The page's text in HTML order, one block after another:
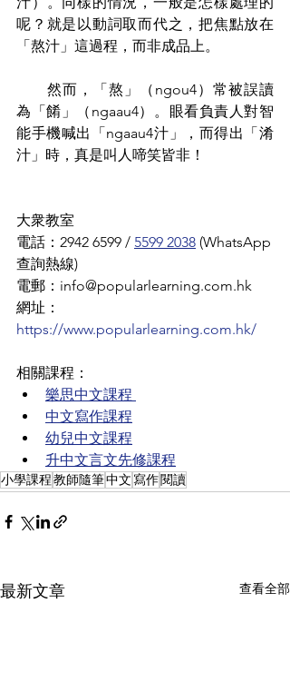
呢？就是以動詞取而代之，把焦點放在
「熬汁」這過程，而非成品上。
然而，「熬」（ngou4）常被誤讀
為「餚」（ngaau4）。眼看負責人對智
能手機喊出「ngaau4汁」，而得出「淆
汁」時，真是叫人啼笑皆非！
大衆教室
電話：2942 6599 / 5599 2038 (WhatsApp
查詢熱線)
電郵：info@popularlearning.com.hk
網址：
https://www.popularlearning.com.hk/
相關課程：
樂思中文課程
中文寫作課程
幼兒中文課程
升中文言文先修課程
小學課程教師隨筆中文寫作閱讀
最新文章 查看全部